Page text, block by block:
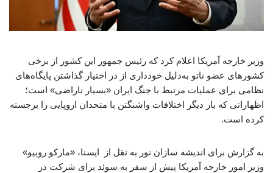
وزیر خارجه آمریکا اعلام کرد که رئیس جمهور این کشور از برخی
کشورهای عضو ناتو به‌دلیل خودداری از در اختیار گذاشتن پایگاه‌های
نظامی برای عملیات مرتبط با جنگ ایران «بسیار ناراضی» است؛
اظهاراتی که بار دیگر اختلافات واشنگتن با متحدان اروپایی را برجسته
کرده است.
به گزارش برای اندیشه سازان نور به نقل از ایسنا، «مارکو روبیو»
وزیر امور خارجه آمریکا پیش از سفر به سوئد برای شرکت در